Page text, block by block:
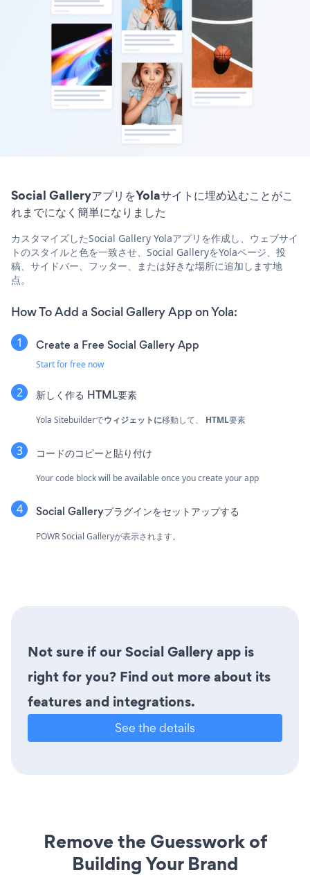
Social GalleryアプリをYolaサイトに埋め込むことがこ
れまでになく簡単になりました
カスタマイズしたSocial Gallery Yolaアプリを作成し、ウェブサイ
トのスタイルと色を一致させ、Social GalleryをYolaページ、投
稿、サイドバー、フッター、または好きな場所に追加します地
点。
How To Add a Social Gallery App on Yola:
Create a Free Social Gallery App
Start for free now
新しく作る HTML要素
Yola Sitebuilderでウィジェットに移動して、 HTML要素
コードのコピーと貼り付け
Your code block will be available once you create your app
Social Galleryプラグインをセットアップする
POWR Social Galleryが表示されます。
Not sure if our Social Gallery app is
right for you? Find out more about its
features and integrations.
See the details
Remove the Guesswork of
Building Your Brand